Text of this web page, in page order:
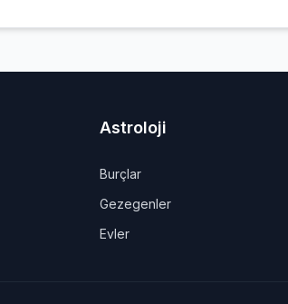
Astroloji
Burçlar
Gezegenler
Evler